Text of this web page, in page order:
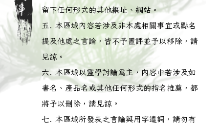
留下任何形式的其他網址、網站。
本區域內容若涉及非本處相關事宜或點名
提及他處之言論，皆不予置評並予以移除，請
見諒。
本區域以靈學討論為主，內容中若涉及如
書名、產品名或其他任何形式的指名推薦，都
將予以刪除，請見諒。
本區域所發表之言論與用字遣詞，請勿有